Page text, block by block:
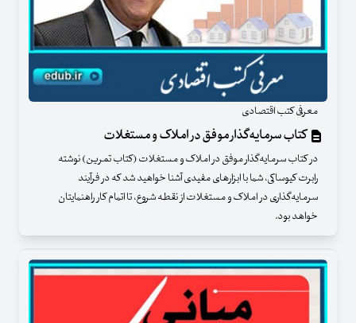
معرفی کتب اقتصادی
کتاب سرمایه‌گذار موفق در املاک و مستغلات
در کتاب سرمایه‌گذار موفق در املاک و مستغلات (کتاب تمرین) نوشته
رابرت کیوساکی، شما با ابزارهای مفیدی آشنا خواهید شد که در فرآیند
سرمایه‌گذاری در املاک و مستغلات از نقطه شروع، تا اتمام کار راهنمایتان
خواهد بود.